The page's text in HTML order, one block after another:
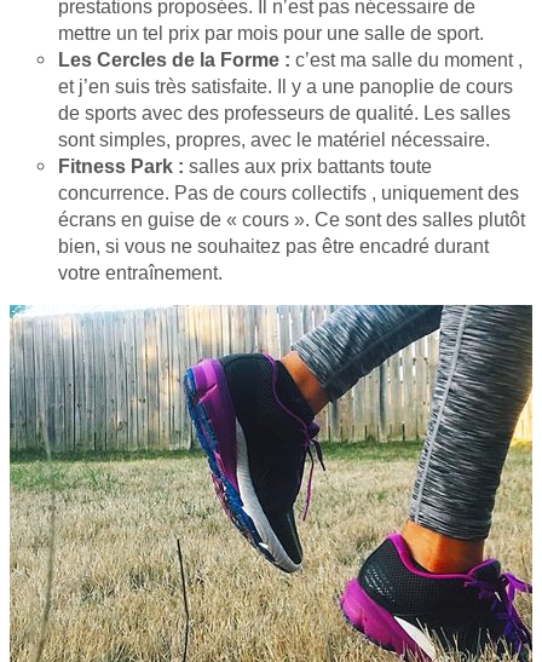
prestations proposées. Il n’est pas nécessaire de
mettre un tel prix par mois pour une salle de sport.
Les Cercles de la Forme : c’est ma salle du moment ,
et j’en suis très satisfaite. Il y a une panoplie de cours
de sports avec des professeurs de qualité. Les salles
sont simples, propres, avec le matériel nécessaire.
Fitness Park : salles aux prix battants toute
concurrence. Pas de cours collectifs , uniquement des
écrans en guise de « cours ». Ce sont des salles plutôt
bien, si vous ne souhaitez pas être encadré durant
votre entraînement.